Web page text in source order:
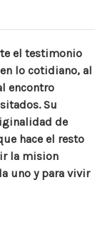
el testimonio
lo cotidiano, al
encontro
Su
de
hace el resto
la mision
uno y para vivir